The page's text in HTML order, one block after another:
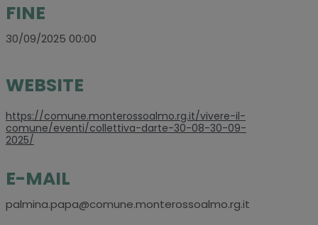
FINE
30/09/2025 00:00
WEBSITE
https://comune.monterossoalmo.rg.it/vivere-il-
comune/eventi/collettiva-darte-30-08-30-09-
2025/
E-MAIL
palmina.papa@comune.monterossoalmo.rg.it